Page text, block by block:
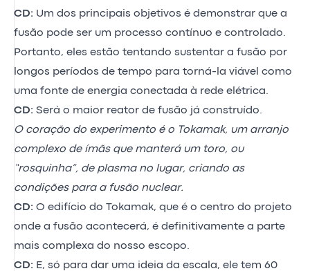
CD: Um dos principais objetivos é demonstrar que a
fusão pode ser um processo contínuo e controlado.
Portanto, eles estão tentando sustentar a fusão por
longos períodos de tempo para torná-la viável como
uma fonte de energia conectada à rede elétrica.
CD: Será o maior reator de fusão já construído.
O coração do experimento é o Tokamak, um arranjo
complexo de ímãs que manterá um toro, ou
“rosquinha”, de plasma no lugar, criando as
condições para a fusão nuclear.
CD: O edifício do Tokamak, que é o centro do projeto
onde a fusão acontecerá, é definitivamente a parte
mais complexa do nosso escopo.
CD: E, só para dar uma ideia da escala, ele tem 60